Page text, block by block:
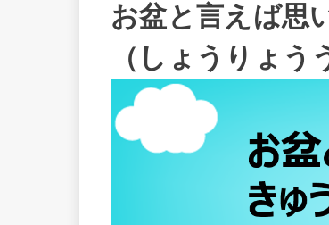
お盆と言えば思
（しょうりょう